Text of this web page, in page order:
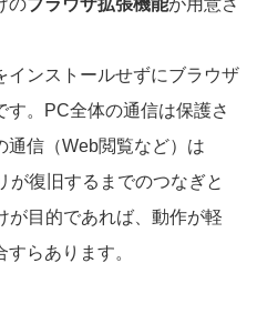
インストールせずにブラウザ
す。PC全体の通信は保護さ
通信（Web閲覧など）は
が復旧するまでのつなぎと
が目的であれば、動作が軽
らあります。